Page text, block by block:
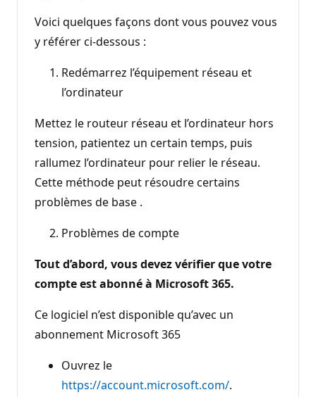
Voici quelques façons dont vous pouvez vous
y référer ci-dessous :
Redémarrez l’équipement réseau et
l’ordinateur
Mettez le routeur réseau et l’ordinateur hors
tension, patientez un certain temps, puis
rallumez l’ordinateur pour relier le réseau.
Cette méthode peut résoudre certains
problèmes de base .
Problèmes de compte
Tout d’abord, vous devez vérifier que votre
compte est abonné à Microsoft 365.
Ce logiciel n’est disponible qu’avec un
abonnement Microsoft 365
Ouvrez le
https://account.microsoft.com/.